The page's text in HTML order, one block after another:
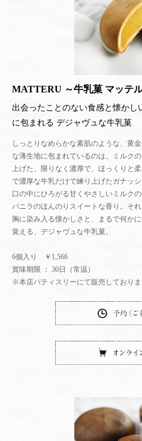
間違いなくその当時に養われた発想力
その２つのキーワードは、私の菓子づ
当然のごとく菓子づくりにも少なから
ショコラづくりをより極めようとカカ
パリのサロン・デュ・ショコラなどに出
自分のショコラづくりに対する考え方
た。
空間によって、ものづくりのフィール
だ。
そんな流れの中で、よりショコラの、
新しいコンセプトのショコラトリー「
その後、「SHIN」の跡地につくられた
そして、そのオープンと同時に発売さ
菓 マッテル ～」だ。
この「MATTERU」は、実は小山ロール
洋菓子でもなく、和菓子でもない。
そんなニュートラルなニュアンスを持つ
30年間、この日本をベースに洋菓子を
洋菓子の技術を19歳の時から学び続け
1人の日本人パティシエとして何を伝え
MATTERU ～牛乳菓 マッテ
出会ったことのない食感と懐かし
に包まれる デジャヴュな牛乳菓
しっとりなめらかな素肌のような、黄
な薄生地に包まれているのは、ミルク
上げた、限りなく濃厚で、ほっくりと
で濃厚な牛乳だけで練り上げたガナッ
口の中にひろがる甘くやさしいミルク
バニラのほんのりスイートな香り。そ
胸に染み入る懐かしさと、まるで何か
覚える、デジャヴュな牛乳菓。
6個入り ￥1,566
賞味期限 ： 30日（常温）
※本店パティスリーにて販売しておりま